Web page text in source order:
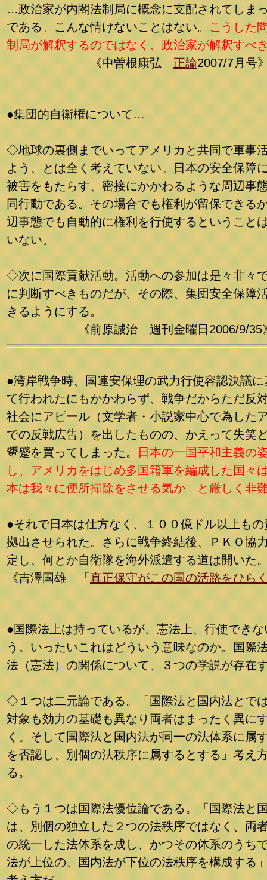
…政治家が内閣法制局に概念に支配されてしま
である。こんな情けないことはない。 こうした
制局が解釈するのではなく、 政治家が解釈すべ
《中曽根康弘 正論2007/7月号
●集団的自衛権について…
◇地球の裏側までいってアメリカと共同で軍事
よう、とは全く考えていない。日本の安全保障
被害をもたらす、密接にかかわるような周辺事
同行動である。その場合でも権利が留保できる
辺事態でも自動的に権利を行使するということ
いない。
◇次に国際貢献活動。活動への参加は是々非々
に判断すべきものだが、その際、集団安全保障
きるようにする。
《前原誠治 週刊金曜日2006/9/35
●湾岸戦争時、国連安保理の武力行使容認決議に
て行われたにもかかわらず、戦争だからただ反
社会にアピール（文学者・小説家中心で為した
での反戦広告）を出したものの、かえって失笑
顰蹙を買ってしまった。
日本の一国平和主義の
し、アメリカをはじめ多国籍軍を編成した国々
本は我々に便所掃除をさせる気か」と厳しく非
●それで日本は仕方なく、１００億ドル以上もの
拠出させられた。さらに戦争終結後、ＰＫＯ協
定し、何とか自衛隊を海外派遣する道は開いた
《吉澤国雄 「 真正保守がこの国の活路をひら
●国際法上は持っているが、憲法上、行使できな
う。いったいこれはどういう意味なのか。国際
法（憲法）の関係について、３つの学説が存在
◇１つは二元論である。「国際法と国内法とで
対象も効力の基礎も異なり両者はまったく異に
く。そして国際法と国内法が同一の法体系に属
を否認し、別個の法秩序に属するとする」考え
る。
◇もう１つは国際法優位論である。「国際法と
は、別個の独立した２つの法秩序ではなく、両
の統一した法体系を成し、かつその体系のうち
法が上位の、国内法が下位の法秩序を構成する